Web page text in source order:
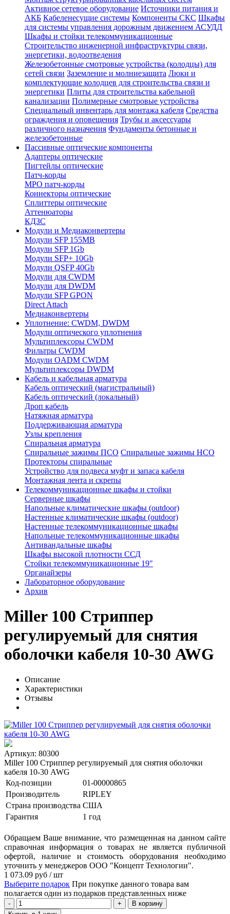
Активное сетевое оборудование Источники питания и
АКБ Кабеленесущие системы Компоненты СКС Шкафы
для системы управления дорожным движением АСУДД
Шкафы и стойки телекоммуникационные
Строительство инженерной инфраструктуры связи,
энергетики, водоотведения
Железобетонные смотровые устройства (колодцы) для
сетей связи Заземление и молниезащита Люки и
комплектующие колодцев для строительства связи и
энергетики Плиты для строительства кабельной
канализации Полимерные смотровые устройства
Специальный инвентарь для монтажа кабеля Средства
ограждения и оповещения Трубы и аксессуары
различного назначения Фундаменты бетонные и
железобетонные
Пассивные оптические компоненты
Адаптеры оптические
Пигтейлы оптические
Патч-корды
MPO патч-корды
Коннекторы оптические
Сплиттеры оптические
Аттенюаторы
КДЗС
Модули и Медиаконвертеры
Модули SFP 155MB
Модули SFP 1Gb
Модули SFP+ 10Gb
Модули QSFP 40Gb
Модули для CWDM
Модули для DWDM
Модули SFP GPON
Direct Attach
Медиаконвертеры
Уплотнение: CWDM, DWDM
Модули оптического уплотнения
Мультиплексоры CWDM
Фильтры CWDM
Модули OADM CWDM
Мультиплексоры DWDM
Кабель и кабельная арматура
Кабель оптический (магистральный)
Кабель оптический (локальный)
Дроп кабель
Натяжная арматура
Поддерживающая арматура
Узлы крепления
Спиральная арматура
Спиральные зажимы ПСО Спиральные зажимы НСО
Протекторы спиральные
Устройство для подвеса муфт и запаса кабеля
Монтажная лента и скрепы
Телекоммуникационные шкафы и стойки
Серверные шкафы
Напольные климатические шкафы (outdoor)
Настенные климатические шкафы (outdoor)
Настенные телекоммуникационные шкафы
Напольные телекоммуникационные шкафы
Антивандальные шкафы
Шкафы высокой плотности ССД
Стойки телекоммуникационные 19"
Органайзеры
Лабораторное оборудование
Архив
Miller 100 Стриппер
регулируемый для снятия
оболочки кабеля 10-30 AWG
Описание
Характеристики
Отзывы
Артикул: 80300
Miller 100 Стриппер регулируемый для снятия оболочки
кабеля 10-30 AWG
Код-позиции
01-00000865
Производитель
RIPLEY
Страна производства США
Гарантия
1 год
Обращаем Ваше внимание, что размещенная на данном сайте
справочная информация о товарах не является публичной
офертой, наличие и стоимость оборудования необходимо
уточнить у менеджеров ООО "Концепт Технологии".
1 073.09 руб / шт
Выберите подарок При покупке данного товара вам
полагается один из подарков представленных ниже
В корзину